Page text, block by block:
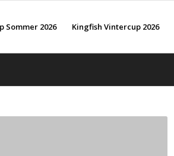
Sommer 2026 Kingfish Vintercup 2026